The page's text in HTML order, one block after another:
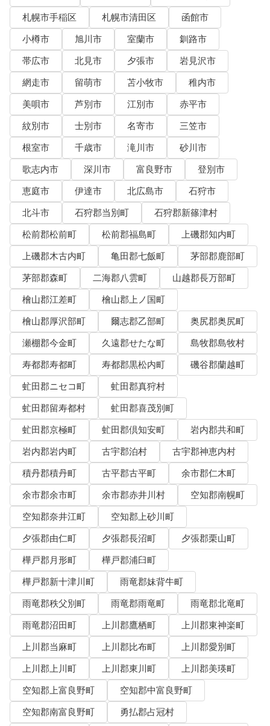
札幌市手稲区
札幌市清田区
函館市
小樽市
旭川市 室蘭市
釧路市
帯広市
北見市 夕張市
岩見沢市
網走市
留萌市 苫小牧市
稚内市
美唄市
芦別市 江別市
赤平市
紋別市
士別市 名寄市
三笠市
根室市
千歳市 滝川市
砂川市
歌志内市
深川市 富良野市
登別市
恵庭市
伊達市 北広島市
石狩市
北斗市
石狩郡当別町
石狩郡新篠津村
松前郡松前町
松前郡福島町
上磯郡知内町
上磯郡木古内町
亀田郡七飯町
茅部郡鹿部町
茅部郡森町
二海郡八雲町
山越郡長万部町
檜山郡江差町
檜山郡上ノ国町
檜山郡厚沢部町
爾志郡乙部町
奥尻郡奥尻町
瀬棚郡今金町
久遠郡せたな町
島牧郡島牧村
寿都郡寿都町
寿都郡黒松内町
磯谷郡蘭越町
虻田郡ニセコ町
虻田郡真狩村
虻田郡留寿都村
虻田郡喜茂別町
虻田郡京極町
虻田郡倶知安町
岩内郡共和町
岩内郡岩内町
古宇郡泊村
古宇郡神恵内村
積丹郡積丹町
古平郡古平町
余市郡仁木町
余市郡余市町
余市郡赤井川村
空知郡南幌町
空知郡奈井江町
空知郡上砂川町
夕張郡由仁町
夕張郡長沼町
夕張郡栗山町
樺戸郡月形町
樺戸郡浦臼町
樺戸郡新十津川町
雨竜郡妹背牛町
雨竜郡秩父別町
雨竜郡雨竜町
雨竜郡北竜町
雨竜郡沼田町
上川郡鷹栖町
上川郡東神楽町
上川郡当麻町
上川郡比布町
上川郡愛別町
上川郡上川町
上川郡東川町
上川郡美瑛町
空知郡上富良野町
空知郡中富良野町
空知郡南富良野町
勇払郡占冠村